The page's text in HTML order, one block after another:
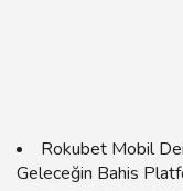
Rokubet Mobil
Geleceğin Bahis